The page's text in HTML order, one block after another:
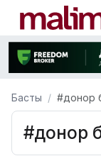
Басты #донор
#донор